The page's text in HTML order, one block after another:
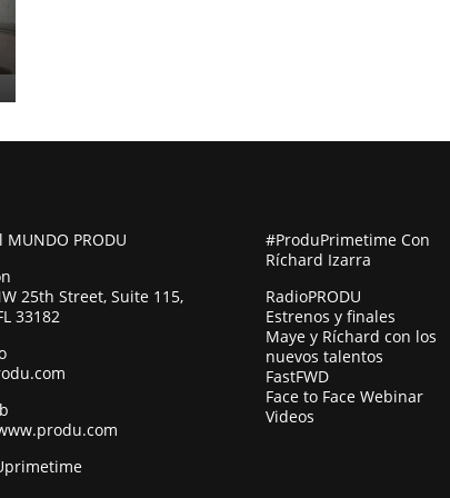
PRODU
25th Street, Suite 115,
33182
#ProduPrimetime Con
Ríchard Izarra
RadioPRODU
Estrenos y finales
Maye y Ríchard con los
nuevos talentos
FastFWD
Face to Face Webinar
Videos